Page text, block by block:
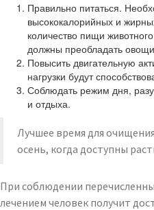
Правильно питаться.
высококалорийных и
количество пищи
должны преобладать
Повысить двигательную
нагрузки будут
Соблюдать режим дня,
и отдыха.
Лучшее время для
осень, когда доступны
При соблюдении
лечением человек получит